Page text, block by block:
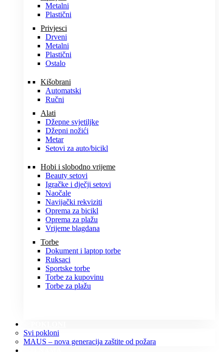
Metalni
Plastični
Privjesci
Drveni
Metalni
Plastični
Ostalo
Kišobrani
Automatski
Ručni
Alati
Džepne svjetiljke
Džepni nožići
Metar
Setovi za auto/bicikl
Hobi i slobodno vrijeme
Beauty setovi
Igračke i dječji setovi
Naočale
Navijački rekviziti
Oprema za bicikl
Oprema za plažu
Vrijeme blagdana
Torbe
Dokument i laptop torbe
Ruksaci
Sportske torbe
Torbe za kupovinu
Torbe za plažu
Svi pokloni
MAUS – nova generacija zaštite od požara